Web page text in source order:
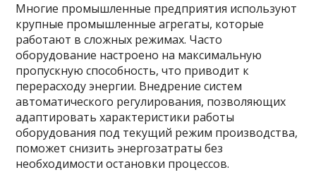
Многие промышленные предприятия используют
крупные промышленные агрегаты, которые
работают в сложных режимах. Часто
оборудование настроено на максимальную
пропускную способность, что приводит к
перерасходу энергии. Внедрение систем
автоматического регулирования, позволяющих
адаптировать характеристики работы
оборудования под текущий режим производства,
поможет снизить энергозатраты без
необходимости остановки процессов.